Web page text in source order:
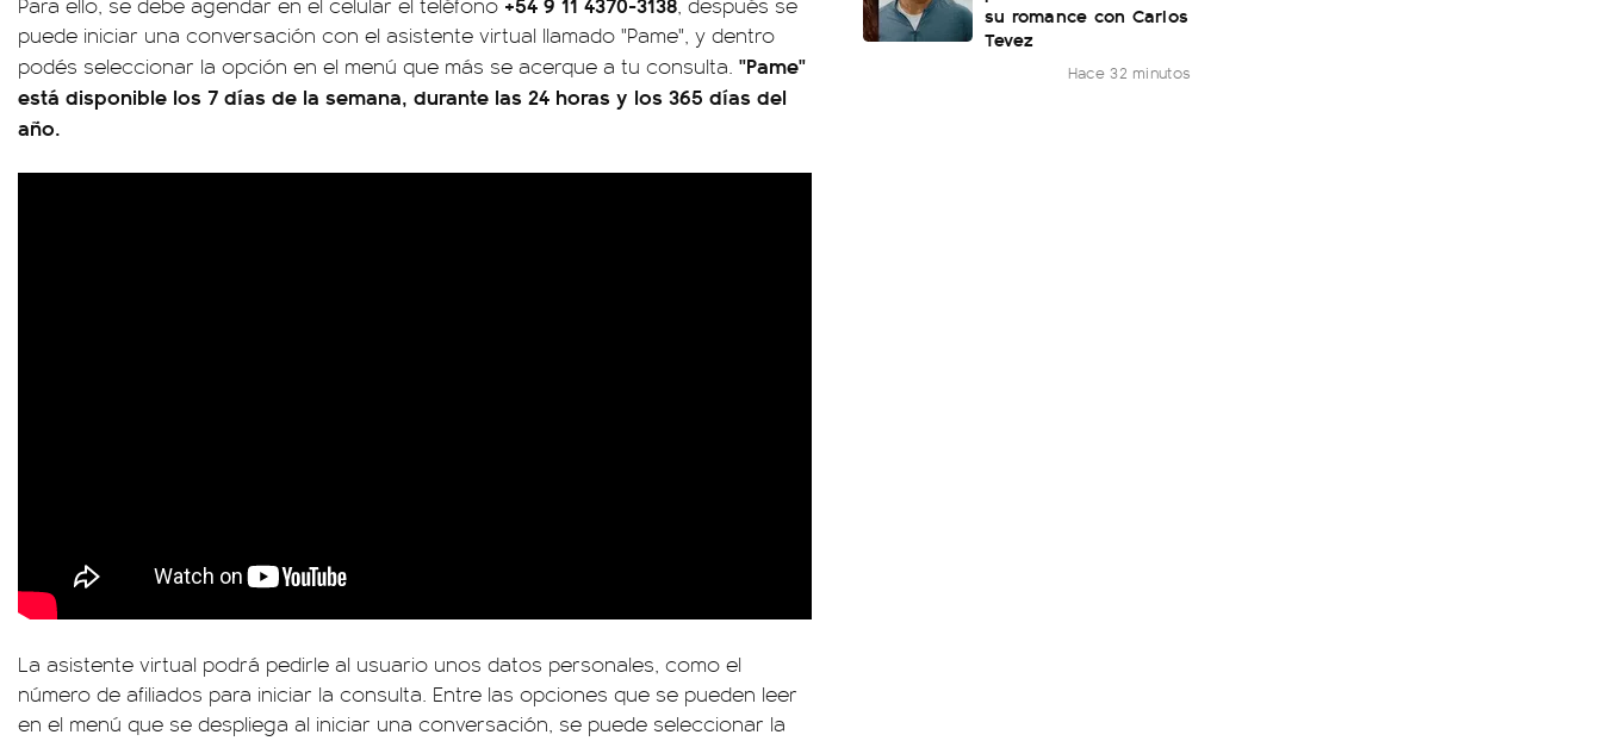
puede iniciar una conversación con el asistente virtual llamado "Pame", y dentro
podés seleccionar la opción en el menú que más se acerque a tu consulta. "Pame"
está disponible los 7 días de la semana, durante las 24 horas y los 365 días del
año.
La asistente virtual podrá pedirle al usuario unos datos personales, como el
número de afiliados para iniciar la consulta. Entre las opciones que se pueden leer
en el menú que se despliega al iniciar una conversación, se puede seleccionar la
su romance con Carlos
Tevez
Hace 32 minutos